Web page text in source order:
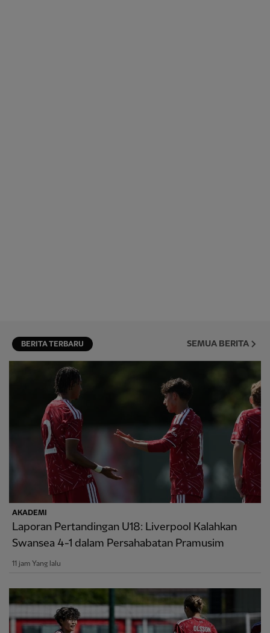
BERITA TERBARU SEMUA BERITA
AKADEMI
Laporan Pertandingan U18: Liverpool Kalahkan
Swansea 4-1 dalam Persahabatan Pramusim
11 jam Yang lalu